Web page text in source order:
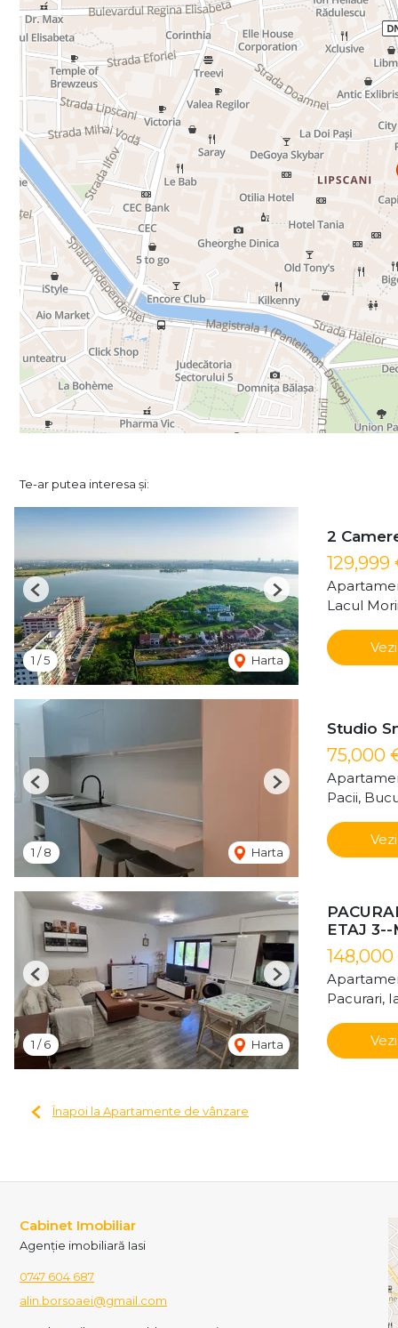
Te-ar putea interesa și:
1 /5 Harta
Previous Next
2
129,999
Lacul
1 /8 Harta
Previous Next
Studio
75,000
Pacii,
1 /6 Harta
Previous Next
ETAJ
Pacurari,
Înapoi la Apartamente de vânzare
Cabinet Imobiliar
Agenție imobiliară Iasi
0747 604 687
alin.borsoaei@gmail.com